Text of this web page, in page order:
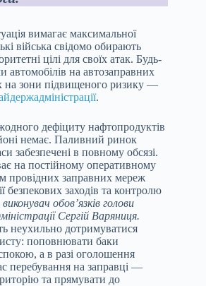
вимагає максимальної
війська свідомо обирають
цілі для своїх атак. Будь-
автомобілів на автозаправних
на зони підвищеного ризику —
.
дефіциту нафтопродуктів
немає. Паливний ринок
забезпечені в повному обсязі.
на постійному оперативному
провідних заправних мереж
безпекових заходів та контролю
обов’язків голови
Сергій Варяниця.
неухильно дотримуватися
поповнювати баки
а в разі оголошення
перебування на заправці —
та прямувати до